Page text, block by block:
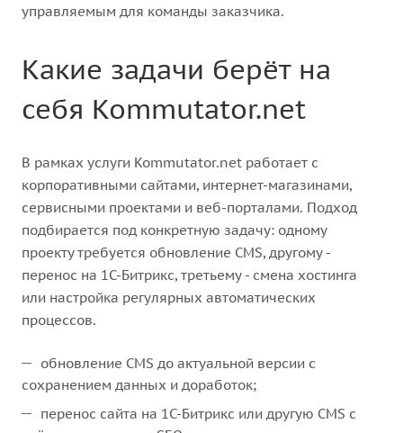
управляемым для команды заказчика.
Какие задачи берёт на
себя Kommutator.net
В рамках услуги Kommutator.net работает с
корпоративными сайтами, интернет-магазинами,
сервисными проектами и веб-порталами. Подход
подбирается под конкретную задачу: одному
проекту требуется обновление CMS, другому -
перенос на 1С-Битрикс, третьему - смена хостинга
или настройка регулярных автоматических
процессов.
обновление CMS до актуальной версии с
сохранением данных и доработок;
перенос сайта на 1С-Битрикс или другую CMS с